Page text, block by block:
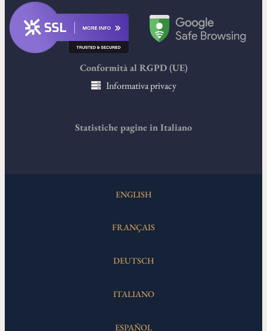
Conformità al RGPD (UE)
Informativa privacy
Statistiche pagine in Italiano
ENGLISH
FRANÇAIS
DEUTSCH
ITALIANO
ESPAÑOL